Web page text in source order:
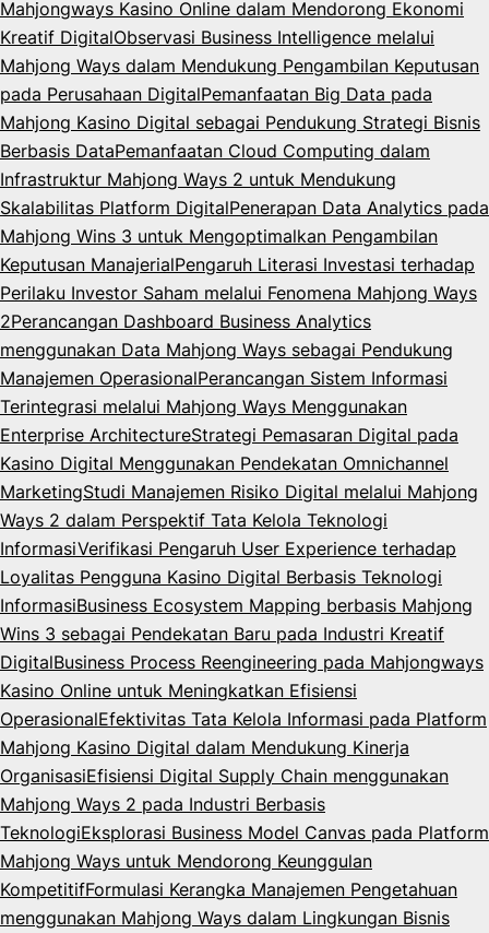
Mahjongways Kasino Online dalam Mendorong Ekonomi
Kreatif DigitalObservasi Business Intelligence melalui
Mahjong Ways dalam Mendukung Pengambilan Keputusan
pada Perusahaan DigitalPemanfaatan Big Data pada
Mahjong Kasino Digital sebagai Pendukung Strategi Bisnis
Berbasis DataPemanfaatan Cloud Computing dalam
Infrastruktur Mahjong Ways 2 untuk Mendukung
Skalabilitas Platform DigitalPenerapan Data Analytics pada
Mahjong Wins 3 untuk Mengoptimalkan Pengambilan
Keputusan ManajerialPengaruh Literasi Investasi terhadap
Perilaku Investor Saham melalui Fenomena Mahjong Ways
2Perancangan Dashboard Business Analytics
menggunakan Data Mahjong Ways sebagai Pendukung
Manajemen OperasionalPerancangan Sistem Informasi
Terintegrasi melalui Mahjong Ways Menggunakan
Enterprise ArchitectureStrategi Pemasaran Digital pada
Kasino Digital Menggunakan Pendekatan Omnichannel
MarketingStudi Manajemen Risiko Digital melalui Mahjong
Ways 2 dalam Perspektif Tata Kelola Teknologi
InformasiVerifikasi Pengaruh User Experience terhadap
Loyalitas Pengguna Kasino Digital Berbasis Teknologi
InformasiBusiness Ecosystem Mapping berbasis Mahjong
Wins 3 sebagai Pendekatan Baru pada Industri Kreatif
DigitalBusiness Process Reengineering pada Mahjongways
Kasino Online untuk Meningkatkan Efisiensi
OperasionalEfektivitas Tata Kelola Informasi pada Platform
Mahjong Kasino Digital dalam Mendukung Kinerja
OrganisasiEfisiensi Digital Supply Chain menggunakan
Mahjong Ways 2 pada Industri Berbasis
TeknologiEksplorasi Business Model Canvas pada Platform
Mahjong Ways untuk Mendorong Keunggulan
KompetitifFormulasi Kerangka Manajemen Pengetahuan
menggunakan Mahjong Ways dalam Lingkungan Bisnis